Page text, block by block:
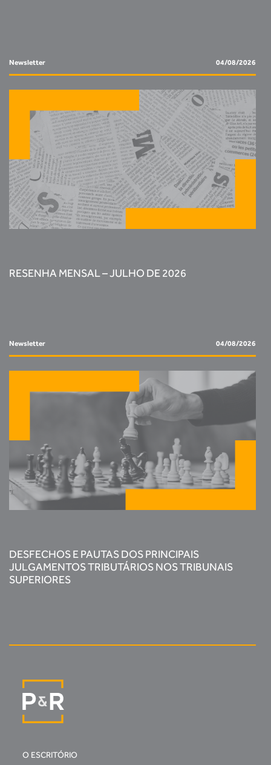
Newsletter 04/08/2026
RESENHA MENSAL – JULHO DE 2026
Newsletter 04/08/2026
DESFECHOS E PAUTAS DOS PRINCIPAIS
JULGAMENTOS TRIBUTÁRIOS NOS TRIBUNAIS
SUPERIORES
O ESCRITÓRIO